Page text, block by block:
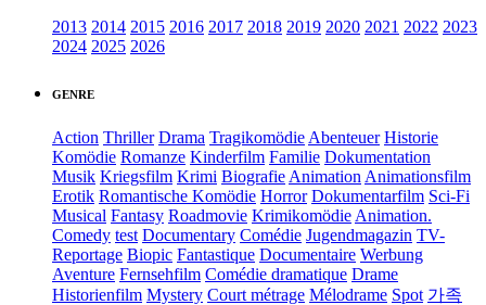
2013 2014 2015 2016 2017 2018 2019 2020 2021 2022 2023
2024 2025 2026
GENRE
Action Thriller Drama Tragikomödie Abenteuer Historie
Komödie Romanze Kinderfilm Familie Dokumentation
Musik Kriegsfilm Krimi Biografie Animation Animationsfilm
Erotik Romantische Komödie Horror Dokumentarfilm Sci-Fi
Musical Fantasy Roadmovie Krimikomödie Animation.
Comedy test Documentary Comédie Jugendmagazin TV-
Reportage Biopic Fantastique Documentaire Werbung
Aventure Fernsehfilm Comédie dramatique Drame
Historienfilm Mystery Court métrage Mélodrame Spot 가족